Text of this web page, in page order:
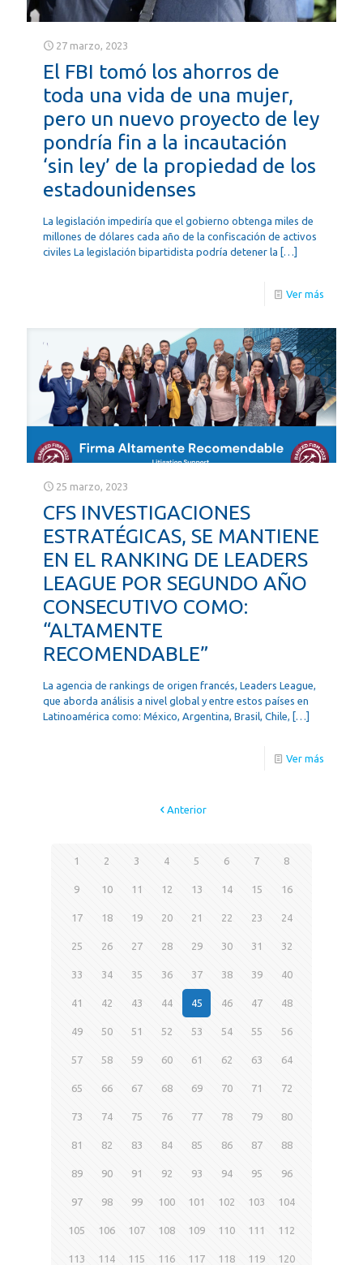
27 marzo, 2023
El FBI tomó los ahorros de
toda una vida de una mujer,
pero un nuevo proyecto de ley
pondría fin a la incautación
‘sin ley’ de la propiedad de los
estadounidenses
La legislación impediría que el gobierno obtenga miles de
millones de dólares cada año de la confiscación de activos
civiles La legislación bipartidista podría detener la […]
Ver más
25 marzo, 2023
CFS INVESTIGACIONES
ESTRATÉGICAS, SE MANTIENE
EN EL RANKING DE LEADERS
LEAGUE POR SEGUNDO AÑO
CONSECUTIVO COMO:
“ALTAMENTE
RECOMENDABLE”
La agencia de rankings de origen francés, Leaders League,
que aborda análisis a nivel global y entre estos países en
Latinoamérica como: México, Argentina, Brasil, Chile, […]
Ver más
Anterior
1 2 3 4 5 6 7 8
9 10 11 12 13 14 15 16
17 18 19 20 21 22 23 24
25 26 27 28 29 30 31 32
33 34 35 36 37 38 39 40
41 42 43 44 45 46 47 48
49 50 51 52 53 54 55 56
57 58 59 60 61 62 63 64
65 66 67 68 69 70 71 72
73 74 75 76 77 78 79 80
81 82 83 84 85 86 87 88
89 90 91 92 93 94 95 96
97 98 99 100 101 102 103 104
105 106 107 108 109 110 111 112
113 114 115 116 117 118 119 120